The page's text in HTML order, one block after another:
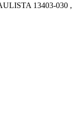
13403-030 ,